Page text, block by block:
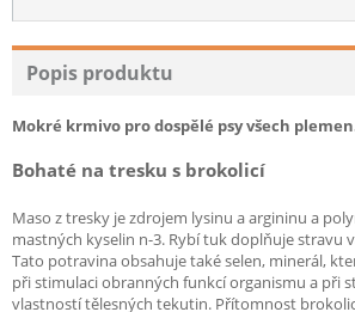
Popis produktu
Mokré krmivo pro dospělé psy všech
Bohaté na tresku s brokolicí
Maso z tresky je zdrojem lysinu a argininu a
mastných kyselin n-3. Rybí tuk doplňuje stravu
Tato potravina obsahuje také selen, minerál,
při stimulaci obranných funkcí organismu a při
vlastností tělesných tekutin. Přítomnost